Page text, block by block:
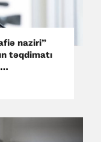
naziri”
təqdimatı